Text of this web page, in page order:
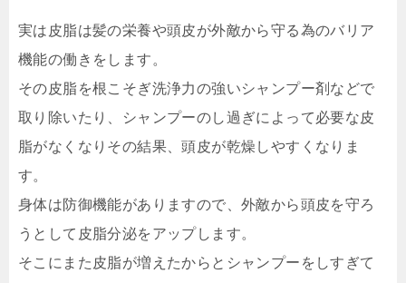
実は皮脂は髪の栄養や頭皮が外敵から守る為のバリア
機能の働きをします。
その皮脂を根こそぎ洗浄力の強いシャンプー剤などで
取り除いたり、シャンプーのし過ぎによって必要な皮
脂がなくなりその結果、頭皮が乾燥しやすくなりま
す。
身体は防御機能がありますので、外敵から頭皮を守ろ
うとして皮脂分泌をアップします。
そこにまた皮脂が増えたからとシャンプーをしすぎて